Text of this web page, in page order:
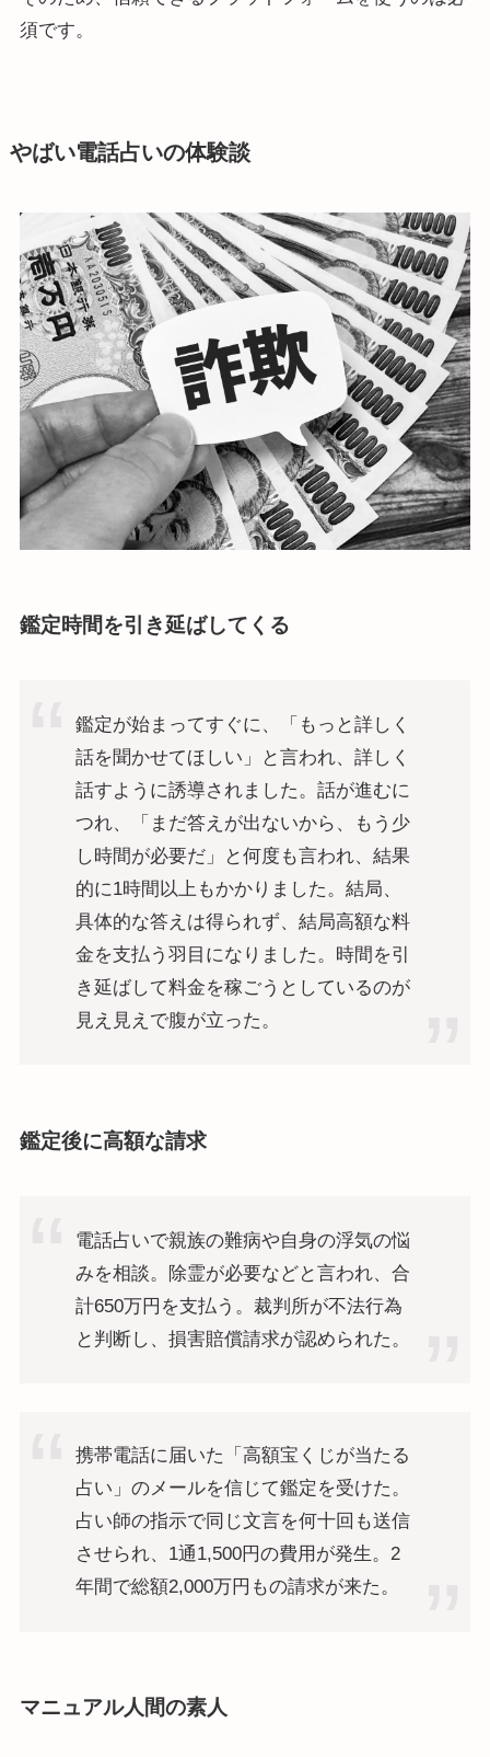
須です。
やばい電話占いの体験談
鑑定時間を引き延ばしてくる
鑑定が始まってすぐに、「もっと詳しく
話を聞かせてほしい」と言われ、詳しく
話すように誘導されました。話が進むに
つれ、「まだ答えが出ないから、もう少
し時間が必要だ」と何度も言われ、結果
的に1時間以上もかかりました。結局、
具体的な答えは得られず、結局高額な料
金を支払う羽目になりました。時間を引
き延ばして料金を稼ごうとしているのが
見え見えで腹が立った。​
鑑定後に高額な請求
電話占いで親族の難病や自身の浮気の悩
みを相談。除霊が必要などと言われ、合
計650万円を支払う。裁判所が不法行為
と判断し、損害賠償請求が認められた。
携帯電話に届いた「高額宝くじが当たる
占い」のメールを信じて鑑定を受けた。
占い師の指示で同じ文言を何十回も送信
させられ、1通1,500円の費用が発生。2
年間で総額2,000万円もの請求が来た。
マニュアル人間の素人